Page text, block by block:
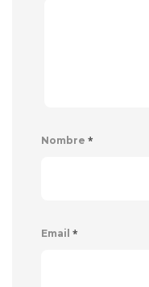
Nombre *
Email *